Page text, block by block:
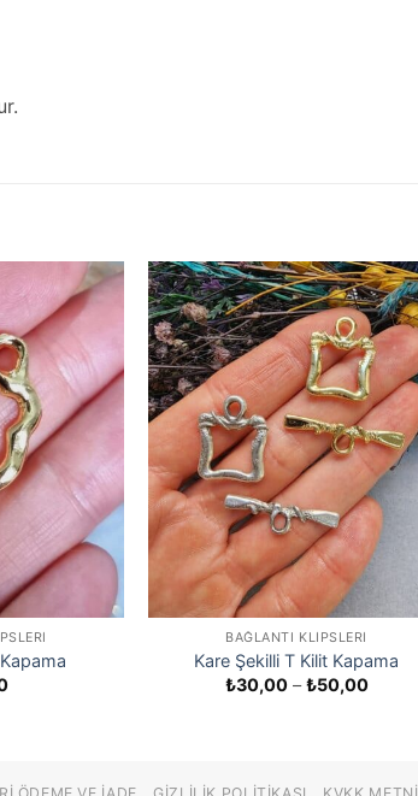
BAĞLANTI KLIPSLERI
Kare Şekilli T Kilit Kapama
₺30,00 –₺50,00Fiyat